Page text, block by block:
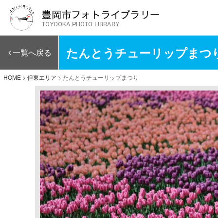
一覧へ戻る たんとうチューリップまつ
HOME > 但東エリア > たんとうチューリップまつり